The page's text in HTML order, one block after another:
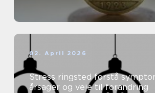
02. April 2026
Stress ringsted forstå symptomer,
årsager og veje til forandring